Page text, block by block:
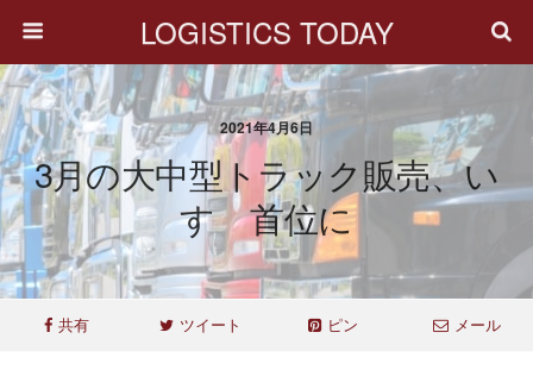
LOGISTICS TODAY
2021年4月6日
3月の大中型トラック販売、い
すゞ首位に
共有 ツイート ピン メール